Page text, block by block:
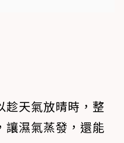
趁天氣放晴時，整
讓濕氣蒸發，還能